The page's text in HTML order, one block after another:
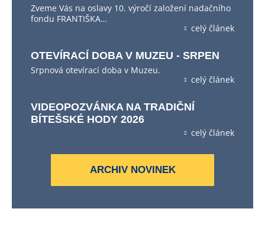
Zveme Vás na oslavy 10. výročí založení nadačního
fondu FRANTIŠKA…
celý článek
OTEVÍRACÍ DOBA V MUZEU - SRPEN
Srpnová otevírací doba v Muzeu.
celý článek
VIDEOPOZVÁNKA NA TRADIČNÍ
BÍTEŠSKÉ HODY 2026
celý článek
ARCHIV NOVINEK